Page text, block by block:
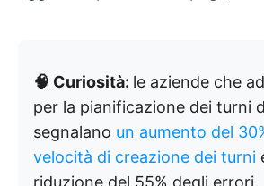
🧠 Curiosità: le aziende che
per la pianificazione dei turni
segnalano un aumento del
velocità di creazione dei turni
riduzione del 55% degli errori.